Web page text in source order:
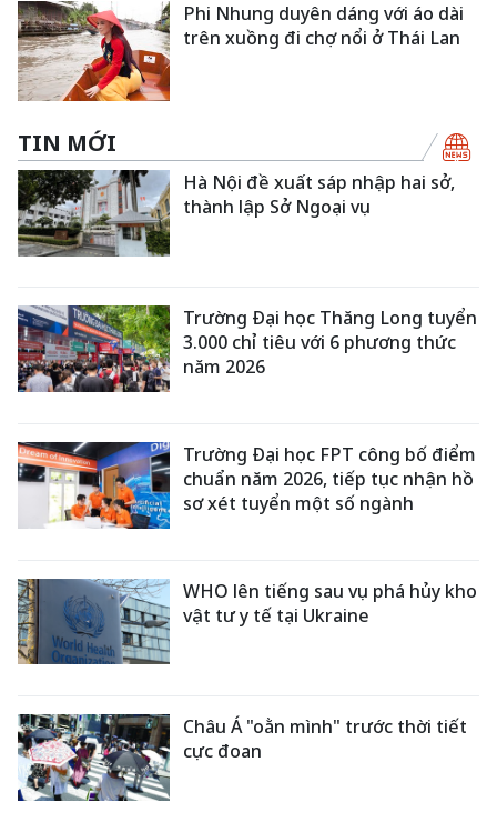
Phi Nhung duyên dáng với áo dài
trên xuồng đi chợ nổi ở Thái Lan
TIN MỚI
Hà Nội đề xuất sáp nhập hai sở,
thành lập Sở Ngoại vụ
Trường Đại học Thăng Long tuyển
3.000 chỉ tiêu với 6 phương thức
năm 2026
Trường Đại học FPT công bố điểm
chuẩn năm 2026, tiếp tục nhận hồ
sơ xét tuyển một số ngành
WHO lên tiếng sau vụ phá hủy kho
vật tư y tế tại Ukraine
Châu Á "oằn mình" trước thời tiết
cực đoan